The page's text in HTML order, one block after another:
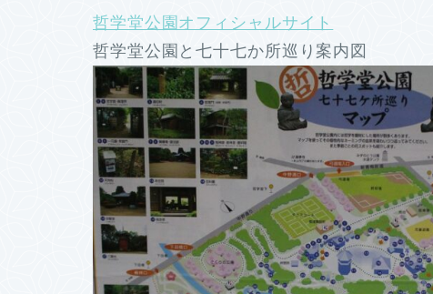
哲学堂公園オフィシャルサイト
哲学堂公園と七十七か所巡り案内図